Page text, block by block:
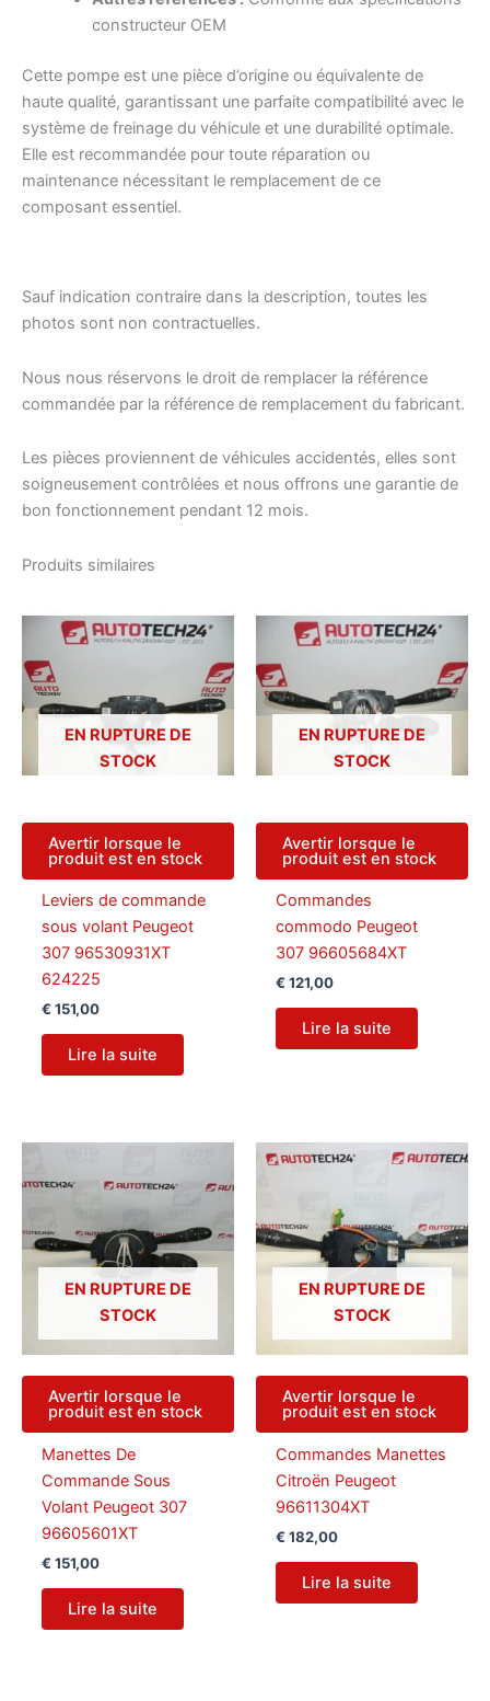
constructeur OEM
Cette pompe est une pièce d’origine ou équivalente de
haute qualité, garantissant une parfaite compatibilité avec le
système de freinage du véhicule et une durabilité optimale.
Elle est recommandée pour toute réparation ou
maintenance nécessitant le remplacement de ce
composant essentiel.
Sauf indication contraire dans la description, toutes les
photos sont non contractuelles.
Nous nous réservons le droit de remplacer la référence
commandée par la référence de remplacement du fabricant.
Les pièces proviennent de véhicules accidentés, elles sont
soigneusement contrôlées et nous offrons une garantie de
bon fonctionnement pendant 12 mois.
Produits similaires
EN RUPTURE DE
STOCK
Avertir lorsque le
produit est en stock
Leviers de commande
sous volant Peugeot
307 96530931XT
624225
€ 151,00
Lire la suite
EN RUPTURE DE
STOCK
Avertir lorsque le
produit est en stock
Commandes
commodo Peugeot
307 96605684XT
€ 121,00
Lire la suite
EN RUPTURE DE
STOCK
Avertir lorsque le
produit est en stock
Manettes De
Commande Sous
Volant Peugeot 307
96605601XT
€ 151,00
Lire la suite
EN RUPTURE DE
STOCK
Avertir lorsque le
produit est en stock
Commandes Manettes
Citroën Peugeot
96611304XT
€ 182,00
Lire la suite